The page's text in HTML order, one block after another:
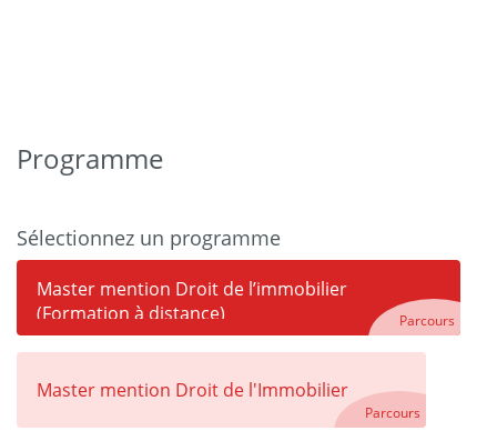
Programme
Sélectionnez un programme
Master mention Droit de l’immobilier
(Formation à distance)
Parcours
Master mention Droit de l'Immobilier
Parcours